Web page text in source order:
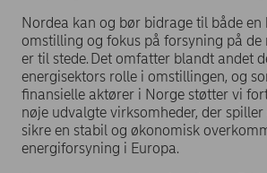
Nordea kan og bør bidrage til både en
omstilling og fokus på forsyning på de
er til stede. Det omfatter blandt andet
energisektors rolle i omstillingen, og
finansielle aktører i Norge støtter vi
nøje udvalgte virksomheder, der
sikre en stabil og økonomisk
energiforsyning i Europa.